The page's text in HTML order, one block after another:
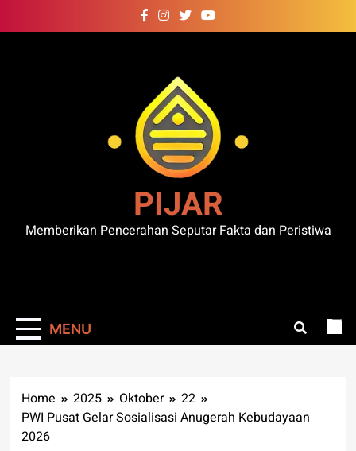
to
PIJAR
Memberikan Pencerahan Seputar Fakta dan Peristiwa
MENU
Home 2025 Oktober
22
PWI Pusat Gelar Sosialisasi Anugerah Kebudayaan
2026